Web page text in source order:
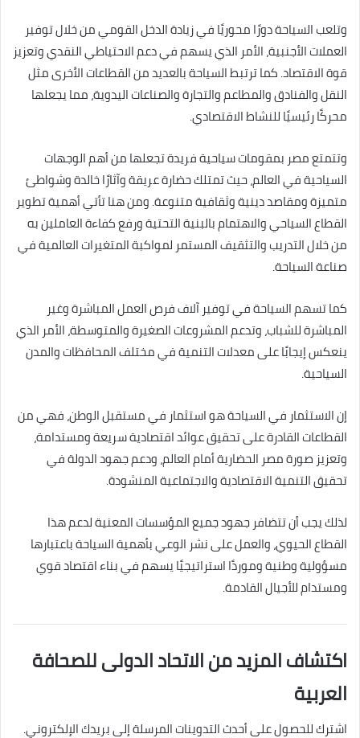
وتلعب السياحة دورًا محوريًا في زيادة الدخل القومي من خلال توفير
العملات الأجنبية، الأمر الذي يسهم في دعم الاحتياطي النقدي وتعزيز
قوة الاقتصاد. كما ترتبط السياحة بالعديد من القطاعات الأخرى مثل
النقل والفنادق والمطاعم والتجارة والصناعات اليدوية، مما يجعلها
محركًا رئيسيًا للنشاط الاقتصادي.
وتتمتع مصر بمقومات سياحية فريدة تجعلها من أهم الوجهات
السياحية في العالم، حيث تمتلك حضارة عريقة وآثارًا خالدة وشواطئ
متميزة ومقاصد دينية وثقافية متنوعة. ومن هنا تأتي أهمية تطوير
القطاع السياحي والاهتمام بالبنية التحتية ورفع كفاءة العاملين به
من خلال التدريب والتثقيف المستمر لمواكبة المتغيرات العالمية في
صناعة السياحة.
كما تسهم السياحة في توفير آلاف فرص العمل المباشرة وغير
المباشرة للشباب، وتدعم المشروعات الصغيرة والمتوسطة، الأمر الذي
ينعكس إيجابًا على معدلات التنمية في مختلف المحافظات والمدن
السياحية.
إن الاستثمار في السياحة هو استثمار في مستقبل الوطن، فهي من
القطاعات القادرة على تحقيق عوائد اقتصادية سريعة ومستدامة،
وتعزيز صورة مصر الحضارية أمام العالم، ودعم جهود الدولة في
تحقيق التنمية الاقتصادية والاجتماعية المنشودة.
لذلك يجب أن تتضافر جهود جميع المؤسسات المعنية لدعم هذا
القطاع الحيوي، والعمل على نشر الوعي بأهمية السياحة باعتبارها
مسؤولية وطنية وموردًا استراتيجيًا يسهم في بناء اقتصاد قوي
ومستدام للأجيال القادمة.
اكتشاف المزيد من الاتحاد الدولى للصحافة
العربية
اشترك للحصول على أحدث التدوينات المرسلة إلى بريدك الإلكتروني.